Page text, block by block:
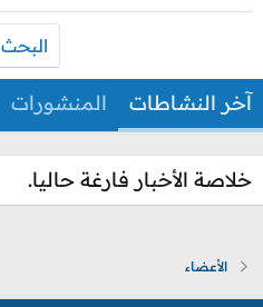
البحث
آخر النشاطات المنشورات
خلاصة الأخبار فارغة حاليا.
الأعضاء